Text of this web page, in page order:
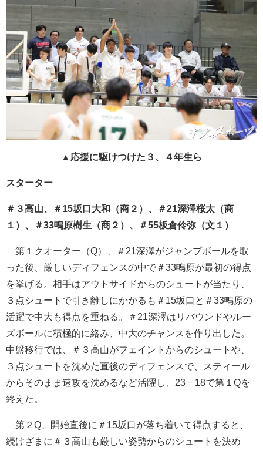
▲応援に駆けつけた３、４年生ら
スターター
＃３高山、＃15坂口大和（商２）、＃21深澤桜太（商
１）、＃33鴫原樹生（商２）、＃55板倉伶弥（文１）
第１クオーター（Q）、＃21深澤がジャンプボールを取
った後、厳しいディフェンスの中で＃33鴫原が最初の得点
を挙げる。相手はアウトサイドからのシュートが当たり、
３点シュートで引き離しにかかるも＃15坂口と＃33鴫原の
活躍で中大も得点を重ねる。＃21深澤はリバウンドやルー
ズボールに積極的に絡み、中大のチャンスを作り出した。
中盤移行では、＃３高山がフェイントからのシュートや、
３点シュートを沈めた直後のディフェンスで、スティール
からそのまま速攻を沈めるなど活躍し、23－18で第１Qを
終えた。
第２Q、開始直後に＃15坂口が落ち着いて得点すると、
続けざまに＃３高山も厳しい姿勢からのシュートを決め